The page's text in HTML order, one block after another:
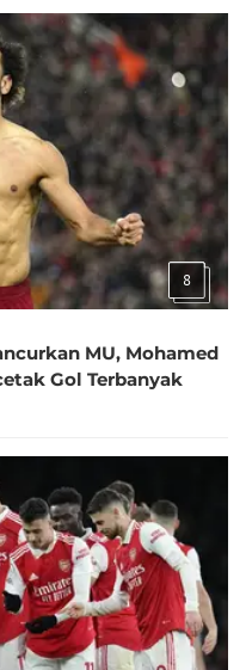
8
MU, Mohamed
Gol Terbanyak